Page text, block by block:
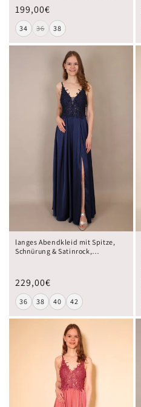
199,00€
34 36 38
langes Abendkleid mit Spitze,
Schnürung & Satinrock,
229,00€
36 38 40 42